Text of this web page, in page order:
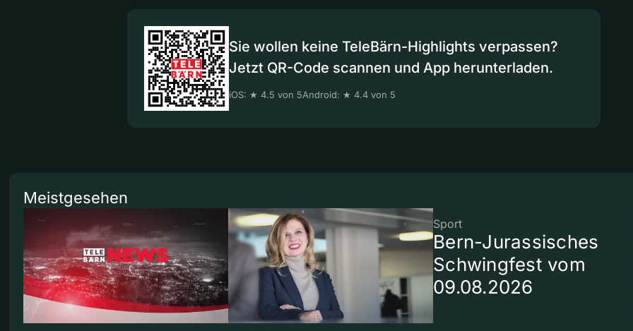
Sie wollen keine TeleBärn-Highlights verpassen?
Jetzt QR-Code scannen und App herunterladen.
iOS: ★ 4.5 von 5Android: ★ 4.4 von 5
Meistgesehen
Sport
Bern-Jurassisches
Schwingfest vom
09.08.2026